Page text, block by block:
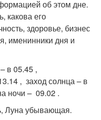
об этом дне.
какова его
здоровье, бизнес
именинники дня и
в 05.45 ,
, заход солнца – в
ночи – 09.02 .
Луна убывающая.